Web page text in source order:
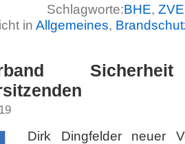
Schlagworte:BHE,
in Allgemeines,
Dirk Dingfelder neuer